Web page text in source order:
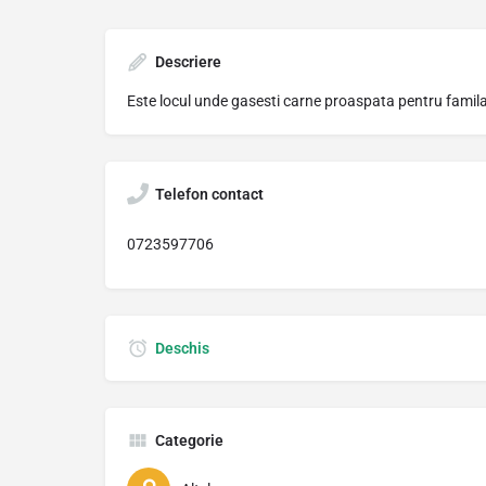
Descriere
Este locul unde gasesti carne proaspata pentru
Telefon contact
0723597706
Deschis
Categorie